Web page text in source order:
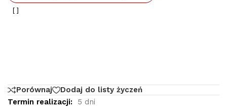
Porównaj
Dodaj do listy życzeń
Termin realizacji:
5 dni